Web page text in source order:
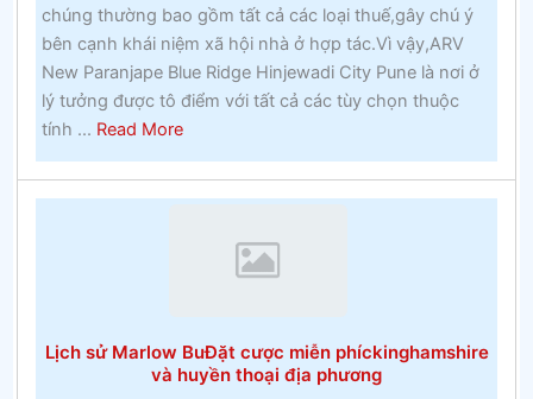
thế
nàocá
cược
thưởng
chúng thường bao gồm tất cả các loại thuế,gây chú ý
bên cạnh khái niệm xã hội nhà ở hợp tác.Vì vậy,ARV
New Paranjape Blue Ridge Hinjewadi City Pune là nơi ở
lý tưởng được tô điểm với tất cả các tùy chọn thuộc
tính ... Read Moreabout
Nguy
hiểm
Lịch sử Marlow BuĐặt cược miễn phíckinghamshire
và huyền thoại địa phương